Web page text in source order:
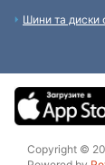
Шини та диски
Copyright ©